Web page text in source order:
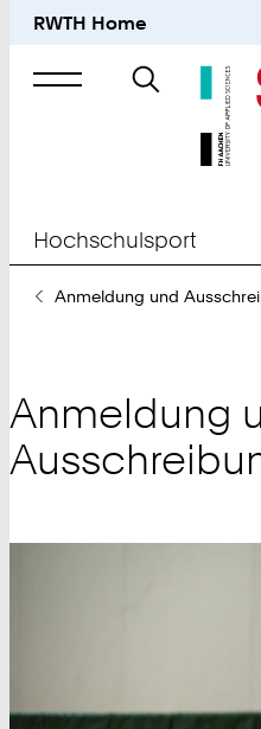
RWTH Home
Suche
nach
Hochschulsport
SieAnmeldung und
Anmeldung